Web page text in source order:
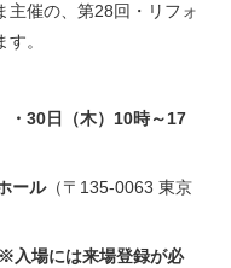
主催の、第28回・リフォ
。
・30日（木）10時～17
ール（〒135-0063 東京
※入場には来場登録が必